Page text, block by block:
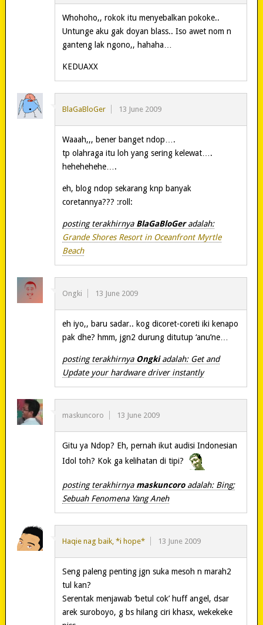
Whohoho,, rokok itu menyebalkan pokoke..
Untunge aku gak doyan blass.. Iso awet nom n
ganteng lak ngono,, hahaha…
KEDUAXX
BlaGaBloGer 13 June 2009
Waaah,,, bener banget ndop….
tp olahraga itu loh yang sering kelewat….
hehehehehe….
eh, blog ndop sekarang knp banyak
coretannya??? :roll:
posting terakhirnya BlaGaBloGeradalah:
Grande Shores Resort in Oceanfront Myrtle
Beach
Ongki 13 June 2009
eh iyo,, baru sadar.. kog dicoret-coreti iki kenapo
pak dhe? hmm, jgn2 durung ditutup ‘anu’ne…
posting terakhirnya Ongkiadalah: Get and
Update your hardware driver instantly
maskuncoro 13 June 2009
Gitu ya Ndop? Eh, pernah ikut audisi Indonesian
Idol toh? Kok ga kelihatan di tipi?
posting terakhirnya maskuncoro adalah: Bing;
Sebuah Fenomena Yang Aneh
Haqie nag baik, *i hope* 13 June 2009
Seng paleng penting jgn suka mesoh n marah2
tul kan?
Serentak menjawab ‘betul cok’ huff angel, dsar
arek suroboyo, g bs hilang ciri khasx, wekekeke